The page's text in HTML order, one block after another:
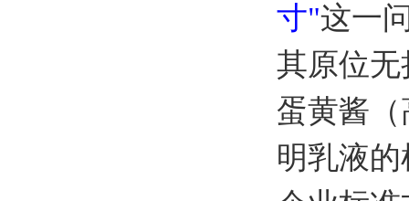
寸"这一
其原位
蛋黄酱
明乳液